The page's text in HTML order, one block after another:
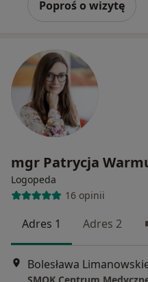
Poproś o wizytę
mgr Patrycja
Logopeda
16 opinii
Adres 1 Adres 2
Bolesława